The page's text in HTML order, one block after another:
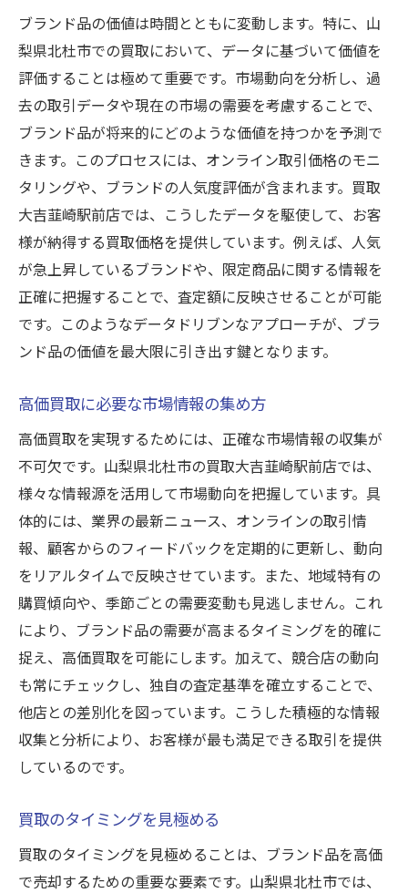
ブランド品の価値は時間とともに変動します。特に、山
梨県北杜市での買取において、データに基づいて価値を
評価することは極めて重要です。市場動向を分析し、過
去の取引データや現在の市場の需要を考慮することで、
ブランド品が将来的にどのような価値を持つかを予測で
きます。このプロセスには、オンライン取引価格のモニ
タリングや、ブランドの人気度評価が含まれます。買取
大吉韮崎駅前店では、こうしたデータを駆使して、お客
様が納得する買取価格を提供しています。例えば、人気
が急上昇しているブランドや、限定商品に関する情報を
正確に把握することで、査定額に反映させることが可能
です。このようなデータドリブンなアプローチが、ブラ
ンド品の価値を最大限に引き出す鍵となります。
高価買取に必要な市場情報の集め方
高価買取を実現するためには、正確な市場情報の収集が
不可欠です。山梨県北杜市の買取大吉韮崎駅前店では、
様々な情報源を活用して市場動向を把握しています。具
体的には、業界の最新ニュース、オンラインの取引情
報、顧客からのフィードバックを定期的に更新し、動向
をリアルタイムで反映させています。また、地域特有の
購買傾向や、季節ごとの需要変動も見逃しません。これ
により、ブランド品の需要が高まるタイミングを的確に
捉え、高価買取を可能にします。加えて、競合店の動向
も常にチェックし、独自の査定基準を確立することで、
他店との差別化を図っています。こうした積極的な情報
収集と分析により、お客様が最も満足できる取引を提供
しているのです。
買取のタイミングを見極める
買取のタイミングを見極めることは、ブランド品を高価
で売却するための重要な要素です。山梨県北杜市では、